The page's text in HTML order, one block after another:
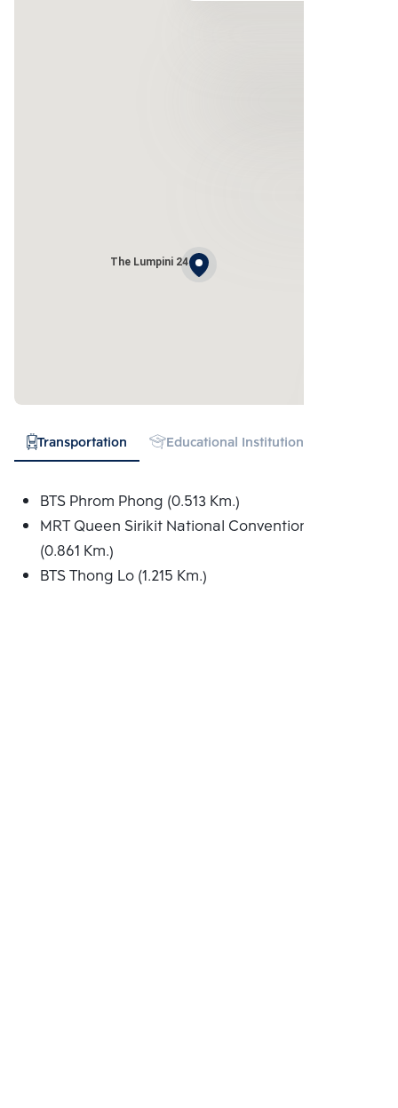
The Lumpini 24
Transportation Educational Institution
BTS Phrom Phong (0.513 Km.)
MRT Queen Sirikit National Convention Centre
(0.861 Km.)
BTS Thong Lo (1.215 Km.)